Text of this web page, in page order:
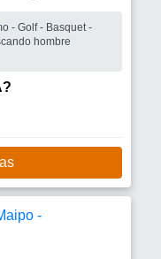
hombre